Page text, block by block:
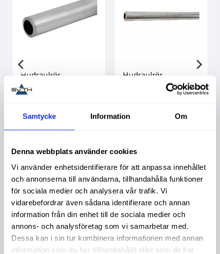
Samtycke Information Om
Denna webbplats använder cookies
Vi använder enhetsidentifierare för att anpassa innehållet
och annonserna till användarna, tillhandahålla funktioner
för sociala medier och analysera vår trafik. Vi
vidarebefordrar även sådana identifierare och annan
information från din enhet till de sociala medier och
annons- och analysföretag som vi samarbetar med.
Dessa kan i sin tur kombinera informationen med annan
information som du har tillhandahållit eller som de har
Hydraulrör
12X1,5X2000Mm
Zink
Förpackad om 10 st.
539,00
Hydraulrör
12X1,5Mm Zinked
Köpa större mängd?
Liknande produkter